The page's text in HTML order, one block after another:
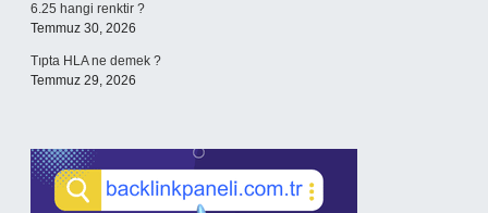
6.25 hangi renktir ?
Temmuz 30, 2026
Tıpta HLA ne demek ?
Temmuz 29, 2026